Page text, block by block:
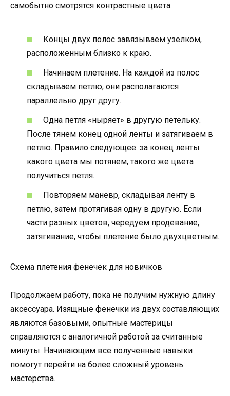
самобытно смотрятся контрастные цвета.
Концы двух полос завязываем узелком,
расположенным близко к краю.
Начинаем плетение. На каждой из полос
складываем петлю, они располагаются
параллельно друг другу.
Одна петля «ныряет» в другую петельку.
После тянем конец одной ленты и затягиваем в
петлю. Правило следующее: за конец ленты
какого цвета мы потянем, такого же цвета
получиться петля.
Повторяем маневр, складывая ленту в
петлю, затем протягивая одну в другую. Если
части разных цветов, чередуем продевание,
затягивание, чтобы плетение было двухцветным.
Схема плетения фенечек для новичков
Продолжаем работу, пока не получим нужную длину
аксессуара. Изящные фенечки из двух составляющих
являются базовыми, опытные мастерицы
справляются с аналогичной работой за считанные
минуты. Начинающим все полученные навыки
помогут перейти на более сложный уровень
мастерства.